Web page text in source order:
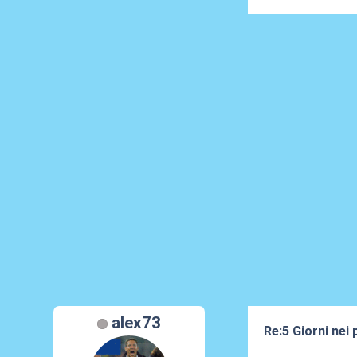
alex73
Re:5 Giorni nei